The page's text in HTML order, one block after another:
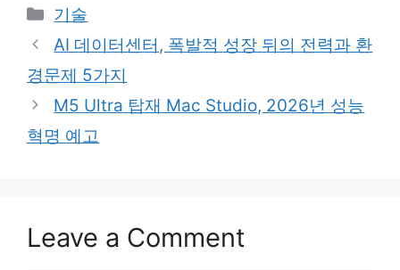
Categories
기술
AI 데이터센터, 폭발적 성장 뒤의 전력과 환
경문제 5가지
M5 Ultra 탑재 Mac Studio, 2026년 성능
혁명 예고
Leave a Comment